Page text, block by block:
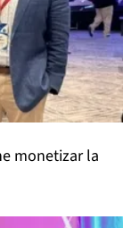
monetizar la